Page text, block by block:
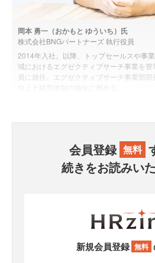
岡本 勇一（おかもと ゆういち）氏
株式会社BNGパートナーズ 執行役員
2014年入社。以降、トップセールスや事
域におけるエグゼクティブサーチ事業を
員に就任。エグゼクティブサーチ事業部
会員登録 無料
続きをお読みい
新規会員登録 無料